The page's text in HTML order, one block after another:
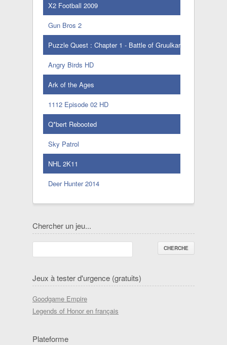
X2 Football 2009
Gun Bros 2
Puzzle Quest : Chapter 1 - Battle of Gruulkar
Angry Birds HD
Ark of the Ages
1112 Episode 02 HD
Q*bert Rebooted
Sky Patrol
NHL 2K11
Deer Hunter 2014
Chercher un jeu...
Jeux à tester d'urgence (gratuits)
Goodgame Empire
Legends of Honor en français
Plateforme